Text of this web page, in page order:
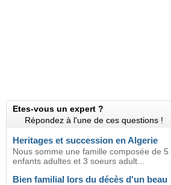
Etes-vous un expert ?
Répondez à l'une de ces questions !
Heritages et succession en Algerie
Nous somme une famille composée de 5
enfants adultes et 3 soeurs adult...
Bien familial lors du décès d'un beau